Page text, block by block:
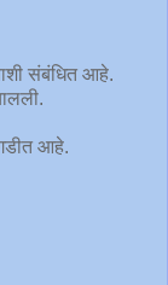
संबंधित आहे.
आहे.